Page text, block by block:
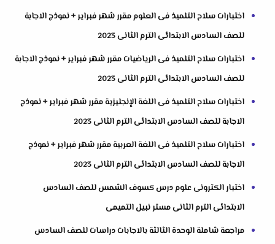
اختبارات سلاح التلميذ فى العلوم مقرر شهر فبراير + نموذج الاجابة
للصف السادس الابتدائى الترم الثانى 2023
اختبارات سلاح التلميذ فى الرياضيات مقرر شهر فبراير + نموذج الاجابة
للصف السادس الابتدائى الترم الثانى 2023
اختبارات سلاح التلميذ فى اللغة الإنجليزية مقرر شهر فبراير + نموذج
الاجابة للصف السادس الابتدائى الترم الثانى 2023
اختبارات سلاح التلميذ فى اللغة العربية مقرر شهر فبراير + نموذج
الاجابة للصف السادس الابتدائى الترم الثانى 2023
اختبار الكترونى علوم درس كسوف الشمس للصف السادس
الابتدائى الترم الثانى مستر نبيل التميمى
مراجعة شاملة الوحدة الثالثة بالاجابات دراسات للصف السادس